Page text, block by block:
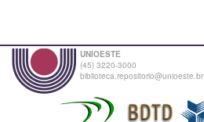
UNIOESTE
(45) 3220-3000
biblioteca.repositorio@unioeste.br